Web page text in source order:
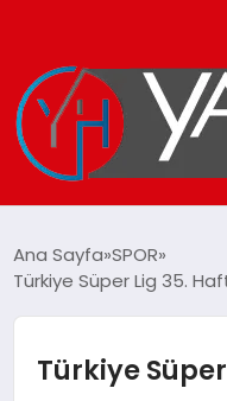
SPOR
DÜNYA
Ana Sayfa SPOR
Türkiye Süper Lig 35.
Türkiye